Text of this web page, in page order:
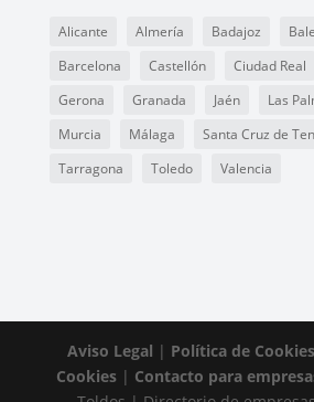
Alicante Almería Badajoz
Barcelona
Castellón Ciudad Real
Gerona
Granada Jaén Las
Murcia
Málaga Santa Cruz de
Tarragona
Toledo Valencia
Aviso Legal | Política de Cookies
Cookies| Contacto para